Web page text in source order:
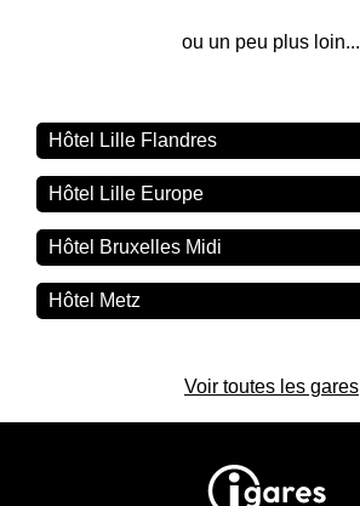
ou un peu plus loin...
Hôtel Lille Flandres
Hôtel Lille Europe
Hôtel Bruxelles Midi
Hôtel Metz
Voir toutes les gares